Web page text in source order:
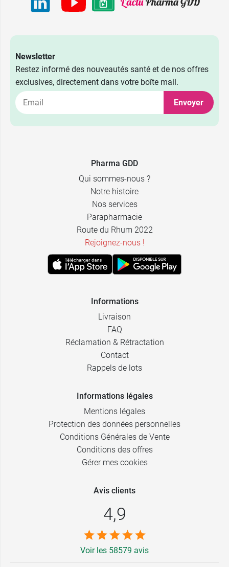
2,59 €
2,59 €
7 CH 2,59 €
9 CH 2,59 €
Newsletter
Restez informé des nouveautés santé et de nos offres
exclusives, directement dans votre boîte mail.
Envoyer
Pharma GDD
Qui sommes-nous ?
Notre histoire
Nos services
Parapharmacie
Route du Rhum 2022
Rejoignez-nous !
Informations
Livraison
FAQ
Réclamation & Rétractation
Contact
Rappels de lots
Informations légales
Mentions légales
Protection des données personnelles
Conditions Générales de Vente
Conditions des offres
Gérer mes cookies
Avis clients
4,9
Voir les 58579 avis